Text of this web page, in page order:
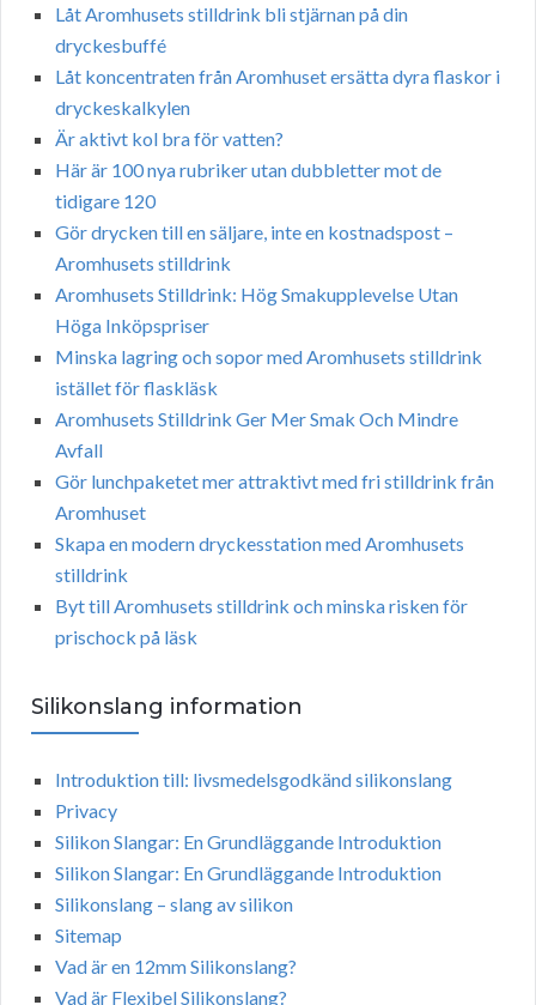
Låt Aromhusets stilldrink bli stjärnan på din
dryckesbuffé
Låt koncentraten från Aromhuset ersätta dyra flaskor i
dryckeskalkylen
Är aktivt kol bra för vatten?
Här är 100 nya rubriker utan dubbletter mot de
tidigare 120
Gör drycken till en säljare, inte en kostnadspost –
Aromhusets stilldrink
Aromhusets Stilldrink: Hög Smakupplevelse Utan
Höga Inköpspriser
Minska lagring och sopor med Aromhusets stilldrink
istället för flaskläsk
Aromhusets Stilldrink Ger Mer Smak Och Mindre
Avfall
Gör lunchpaketet mer attraktivt med fri stilldrink från
Aromhuset
Skapa en modern dryckesstation med Aromhusets
stilldrink
Byt till Aromhusets stilldrink och minska risken för
prischock på läsk
Silikonslang information
Introduktion till: livsmedelsgodkänd silikonslang
Privacy
Silikon Slangar: En Grundläggande Introduktion
Silikon Slangar: En Grundläggande Introduktion
Silikonslang – slang av silikon
Sitemap
Vad är en 12mm Silikonslang?
Vad är Flexibel Silikonslang?